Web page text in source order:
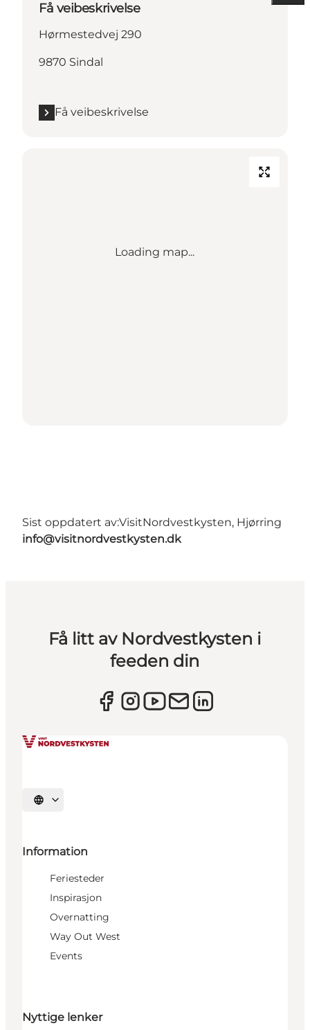
Få veibeskrivelse
Hørmestedvej 290
9870 Sindal
Få veibeskrivelse
Loading map...
Sist oppdatert av:VisitNordvestkysten, Hjørring
info@visitnordvestkysten.dk
Få litt av Nordvestkysten i
feeden din
Velg språk
Information
Feriesteder
Inspirasjon
Overnatting
Way Out West
Events
Nyttige lenker